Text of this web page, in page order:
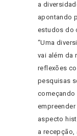
a
apontando
estudos do
“Uma
vai além da
reflexões
pesquisas
começando
aspecto
a recepção,